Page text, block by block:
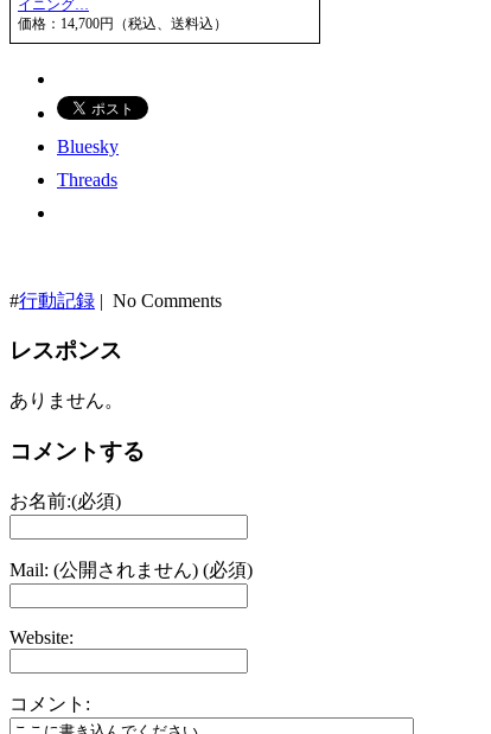
イニング…
価格：14,700円（税込、送料込）
Bluesky
Threads
#行動記録 | No Comments
レスポンス
ありません。
コメントする
お名前:(必須)
Mail: (公開されません) (必須)
Website:
コメント: